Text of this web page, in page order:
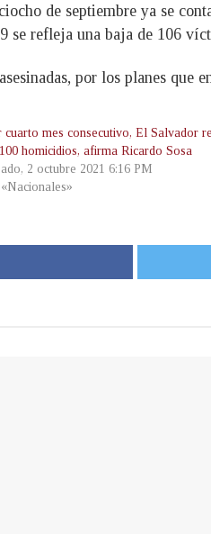
de septiembre ya se
se refleja una baja de 106
por los planes que
cuarto mes consecutivo, El Salvador
homicidios, afirma Ricardo Sosa
2 octubre 2021 6:16 PM